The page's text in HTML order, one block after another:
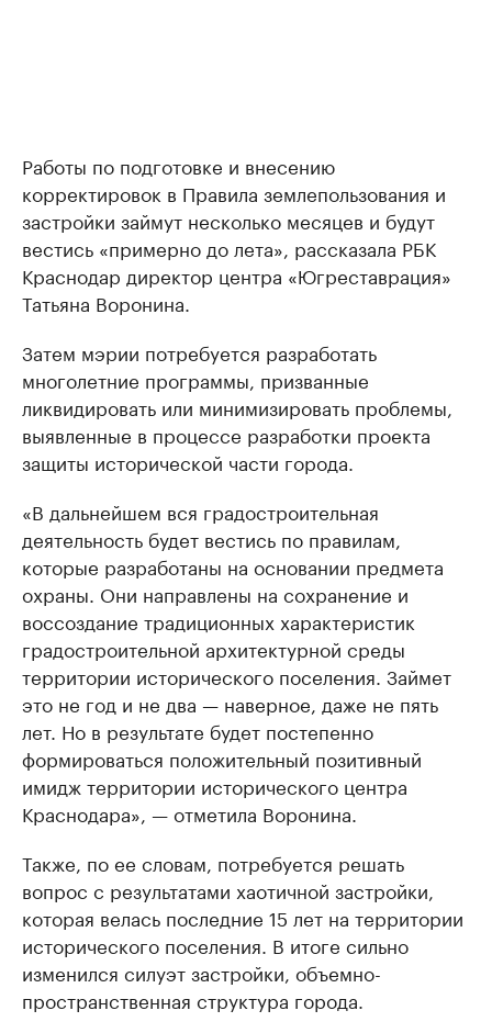
Работы по подготовке и внесению
корректировок в Правила землепользования и
застройки займут несколько месяцев и будут
вестись «примерно до лета», рассказала РБК
Краснодар директор центра «Югреставрация»
Татьяна Воронина.
Затем мэрии потребуется разработать
многолетние программы, призванные
ликвидировать или минимизировать проблемы,
выявленные в процессе разработки проекта
защиты исторической части города.
«В дальнейшем вся градостроительная
деятельность будет вестись по правилам,
которые разработаны на основании предмета
охраны. Они направлены на сохранение и
воссоздание традиционных характеристик
градостроительной архитектурной среды
территории исторического поселения. Займет
это не год и не два — наверное, даже не пять
лет. Но в результате будет постепенно
формироваться положительный позитивный
имидж территории исторического центра
Краснодара», — отметила Воронина.
Также, по ее словам, потребуется решать
вопрос с результатами хаотичной застройки,
которая велась последние 15 лет на территории
исторического поселения. В итоге сильно
изменился силуэт застройки, объемно-
пространственная структура города.